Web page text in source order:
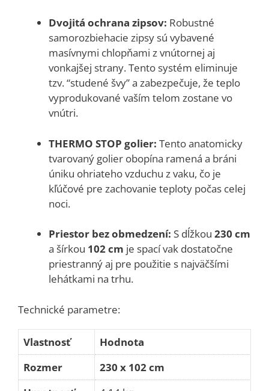
Dvojitá ochrana zipsov: Robustné
samorozbiehacie zipsy sú vybavené
masívnymi chlopňami z vnútornej aj
vonkajšej strany. Tento systém eliminuje
tzv. “studené švy” a zabezpečuje, že teplo
vyprodukované vaším telom zostane vo
vnútri.
THERMO STOP golier: Tento anatomicky
tvarovaný golier obopína ramená a bráni
úniku ohriateho vzduchu z vaku, čo je
kľúčové pre zachovanie teploty počas celej
noci.
Priestor bez obmedzení: S dĺžkou 230 cm
a šírkou 102 cm je spací vak dostatočne
priestranný aj pre použitie s najväčšími
lehátkami na trhu.
Technické parametre:
Vlastnosť
Hodnota
Rozmer
230 x 102 cm